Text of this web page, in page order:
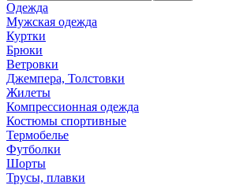
Одежда
Мужская одежда
Куртки
Брюки
Ветровки
Джемпера, Толстовки
Жилеты
Компрессионная одежда
Костюмы спортивные
Термобелье
Футболки
Шорты
Трусы, плавки